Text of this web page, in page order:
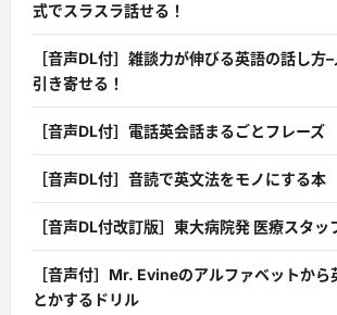
式でスラスラ話せる！
［音声DL付］雑談力が伸びる英語の話し方
引き寄せる！
［音声DL付］電話英会話まるごとフレーズ
［音声DL付］音読で英文法をモノにする本
［音声DL付改訂版］東大病院発 医療スタ
［音声付］Mr. Evineのアルファベットか
とかするドリル